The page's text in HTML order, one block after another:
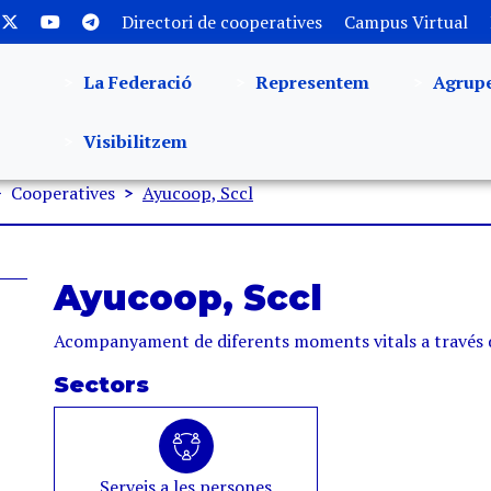
Directori de cooperatives Campus Virtual
La Federació Representem
Visibilitzem
Cooperatives Ayucoop, Sccl
Ayucoop, Sccl
Acompanyament de diferents moments vitals a través
Sectors